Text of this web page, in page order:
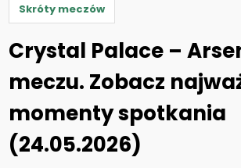
Skróty meczów
Crystal Palace –
meczu. Zobacz
momenty spotkania
(24.05.2026)